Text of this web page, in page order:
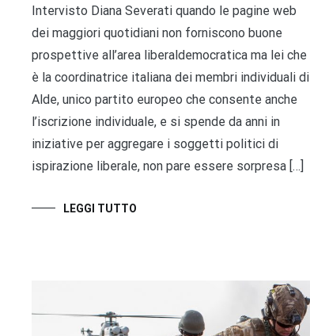
Intervisto Diana Severati quando le pagine web
dei maggiori quotidiani non forniscono buone
prospettive all’area liberaldemocratica ma lei che
è la coordinatrice italiana dei membri individuali di
Alde, unico partito europeo che consente anche
l’iscrizione individuale, e si spende da anni in
iniziative per aggregare i soggetti politici di
ispirazione liberale, non pare essere sorpresa […]
LEGGI TUTTO